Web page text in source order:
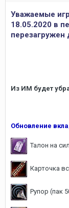
Уважаемые
18.05.2020 в
перезагружен
Из ИМ будет
Обновление
Талон на
Карточка
Рупор (пак